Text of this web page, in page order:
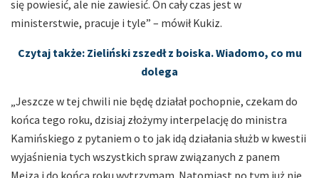
się powiesić, ale nie zawiesić. On cały czas jest w
ministerstwie, pracuje i tyle” – mówił Kukiz.
Czytaj także: Zieliński zszedł z boiska. Wiadomo, co mu
dolega
„Jeszcze w tej chwili nie będę działał pochopnie, czekam do
końca tego roku, dzisiaj złożymy interpelację do ministra
Kamińskiego z pytaniem o to jak idą działania służb w kwestii
wyjaśnienia tych wszystkich spraw związanych z panem
Mejzą i do końca roku wytrzymam. Natomiast po tym już nie